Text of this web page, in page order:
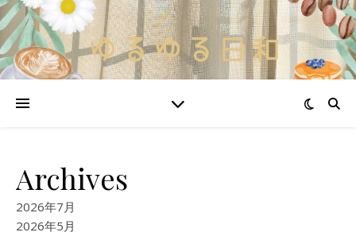
Archives
2026年7月
2026年5月